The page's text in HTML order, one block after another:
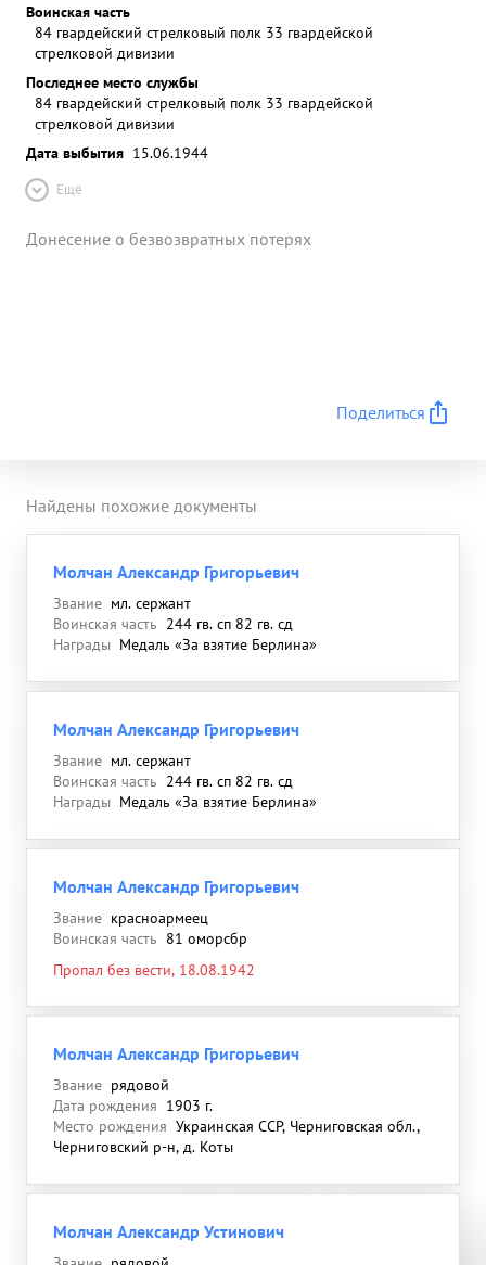
Воинская часть
84 гвардейский стрелковый полк 33 гвардейской
стрелковой дивизии
Последнее место службы
84 гвардейский стрелковый полк 33 гвардейской
стрелковой дивизии
Дата выбытия 15.06.1944
Ещё
Донесение о безвозвратных потерях
Поделиться
Найдены похожие документы
Молчан Александр Григорьевич
Звание мл. сержант
Воинская часть 244 гв. сп 82 гв. сд
Награды Медаль «За взятие Берлина»
Молчан Александр Григорьевич
Звание мл. сержант
Воинская часть 244 гв. сп 82 гв. сд
Награды Медаль «За взятие Берлина»
Молчан Александр Григорьевич
Звание красноармеец
Воинская часть 81 оморсбр
Пропал без вести, 18.08.1942
Молчан Александр Григорьевич
Звание рядовой
Дата рождения 1903 г.
Место рождения Украинская ССР, Черниговская обл.,
Черниговский р-н, д. Коты
Молчан Александр Устинович